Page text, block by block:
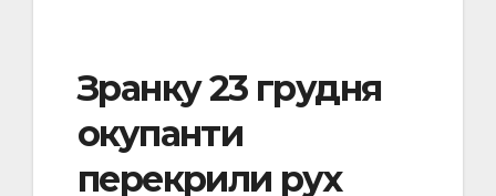
Зранку 23 грудня
окупанти
перекрили рух